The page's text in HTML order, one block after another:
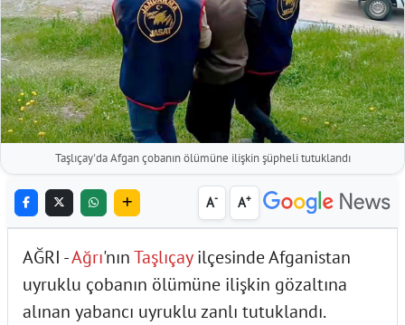
Taşlıçay'da Afgan çobanın ölümüne ilişkin şüpheli tutuklandı
A- A+
AĞRI -Ağrı'nınTaşlıçayilçesinde Afganistan
uyruklu çobanın ölümüne ilişkin gözaltına
alınan yabancı uyruklu zanlı tutuklandı.